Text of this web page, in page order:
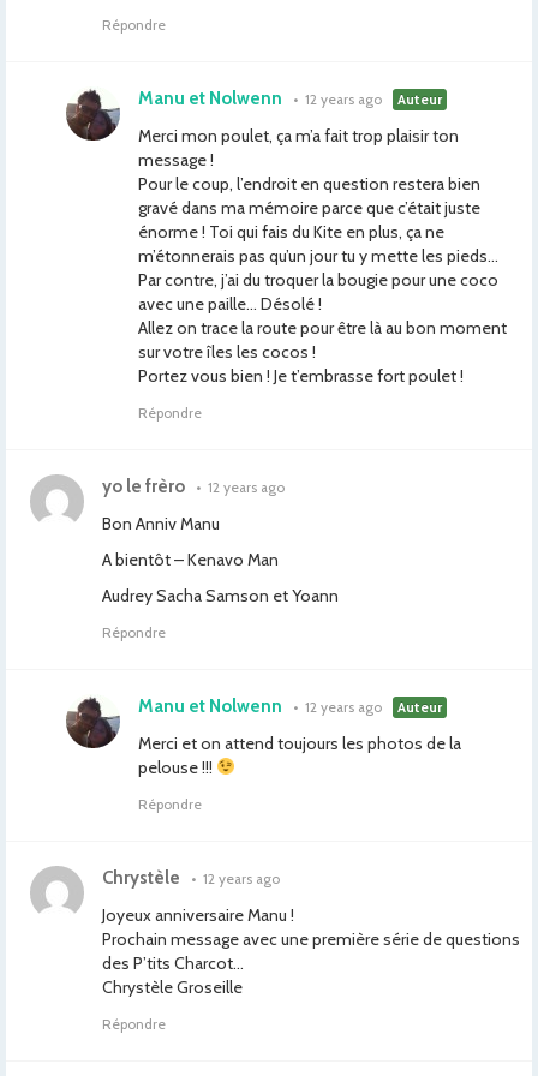
Répondre
Manu et Nolwenn • 12 years ago Auteur
Merci mon poulet, ça m’a fait trop plaisir ton
message !
Pour le coup, l’endroit en question restera bien
gravé dans ma mémoire parce que c’était juste
énorme ! Toi qui fais du Kite en plus, ça ne
m’étonnerais pas qu’un jour tu y mette les pieds…
Par contre, j’ai du troquer la bougie pour une coco
avec une paille… Désolé !
Allez on trace la route pour être là au bon moment
sur votre îles les cocos !
Portez vous bien ! Je t’embrasse fort poulet !
Répondre
yo le frèro • 12 years ago
Bon Anniv Manu
A bientôt – Kenavo Man
Audrey Sacha Samson et Yoann
Répondre
Manu et Nolwenn • 12 years ago Auteur
Merci et on attend toujours les photos de la
pelouse !!!
Répondre
Chrystèle • 12 years ago
Joyeux anniversaire Manu !
Prochain message avec une première série de questions
des P’tits Charcot…
Chrystèle Groseille
Répondre